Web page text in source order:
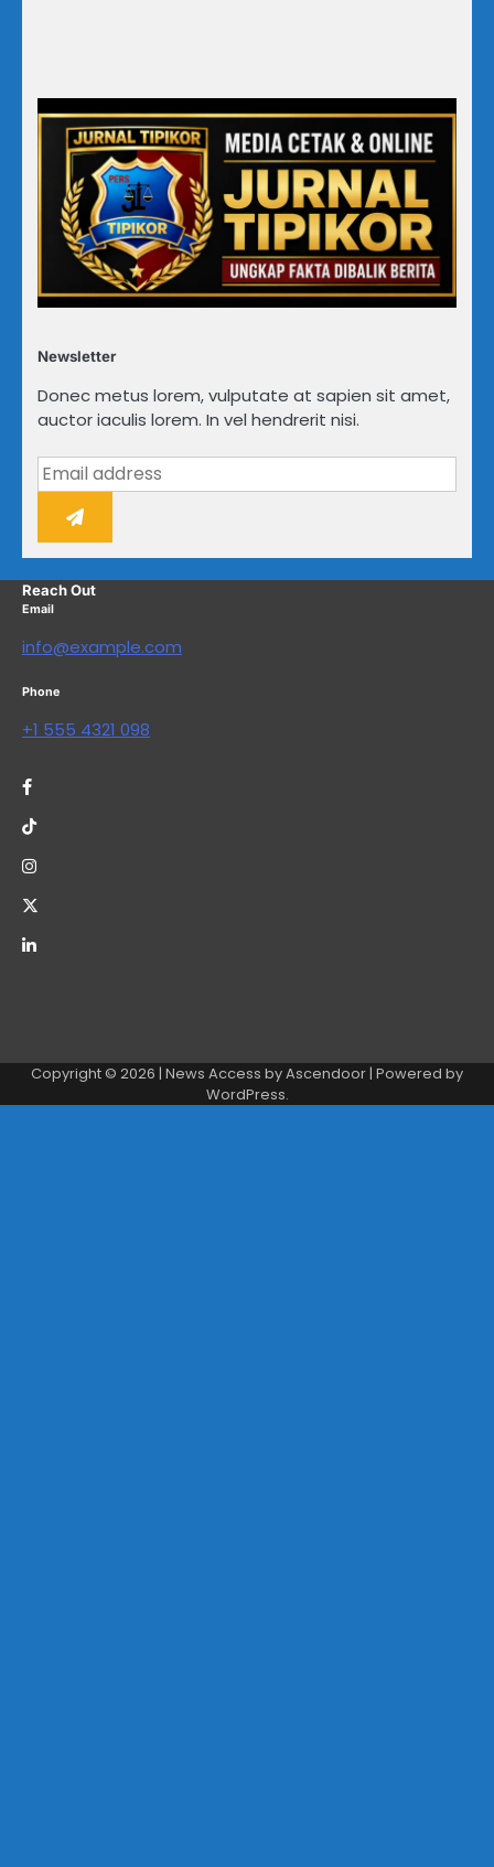
Newsletter
Donec metus lorem, vulputate at sapien sit amet,
auctor iaculis lorem. In vel hendrerit nisi.
Reach Out
Email
info@example.com
Phone
+1 555 4321 098
Copyright © 2026 | News Access byAscendoor| Powered by
WordPress.